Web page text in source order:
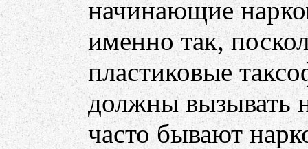
начинающие
именно так,
пластиковые
должны вызывать
часто бывают